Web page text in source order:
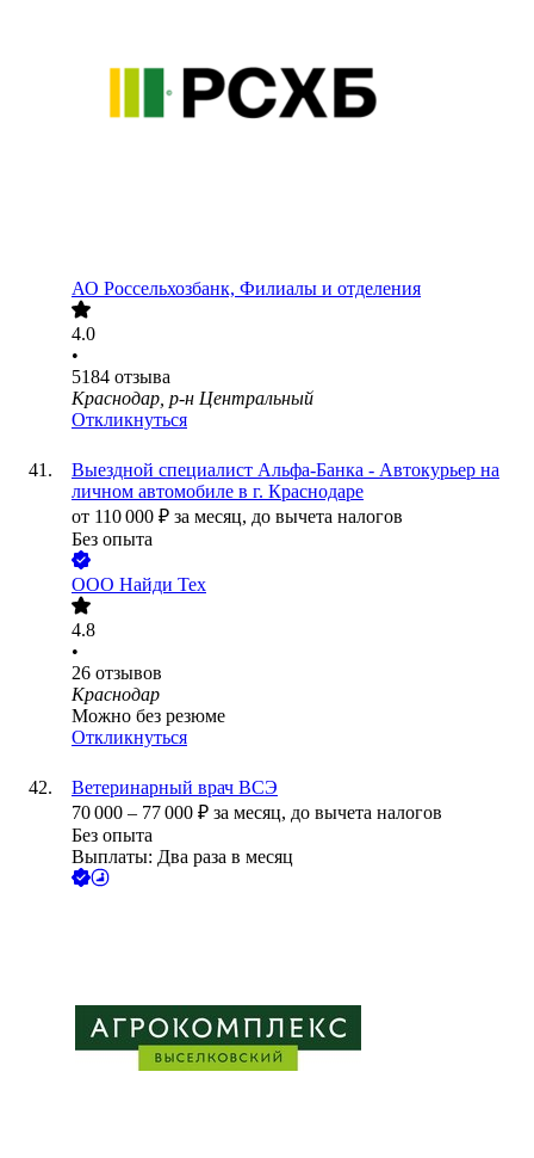
АО Россельхозбанк, Филиалы и отделения
4.0
•
5184 отзыва
Краснодар, р-н Центральный
Откликнуться
Выездной специалист Альфа-Банка - Автокурьер на
личном автомобиле в г. Краснодаре
от 110 000 ₽ за месяц, до вычета налогов
Без опыта
ООО Найди Тех
4.8
•
26 отзывов
Краснодар
Можно без резюме
Откликнуться
Ветеринарный врач ВСЭ
70 000 – 77 000 ₽ за месяц, до вычета налогов
Без опыта
Выплаты: Два раза в месяц